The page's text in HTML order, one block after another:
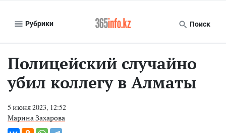
Рубрики Поиск
Полицейский случайно
убил коллегу в Алматы
5 июня 2023, 12:52
Марина Захарова